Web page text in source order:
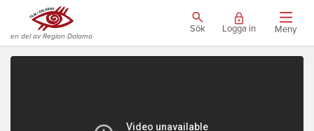
en del av Region Dalarna
Sök Logga in Meny